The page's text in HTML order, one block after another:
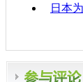
日本